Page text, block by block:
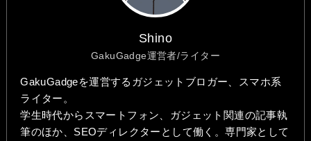
Shino
GakuGadge運営者/ライター
GakuGadgeを運営するガジェットブロガー、スマホ系
ライター。
学生時代からスマートフォン、ガジェット関連の記事執
筆のほか、SEOディレクターとして働く。専門家として